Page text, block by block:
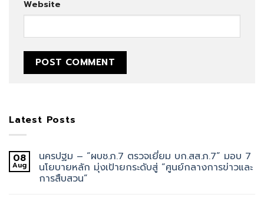
Website
Latest Posts
08
Aug
นครปฐม – “ผบช.ภ.7 ตรวจเยี่ยม บก.สส.ภ.7” มอบ 7
นโยบายหลัก มุ่งเป้ายกระดับสู่ “ศูนย์กลางการข่าวและ
การสืบสวน”